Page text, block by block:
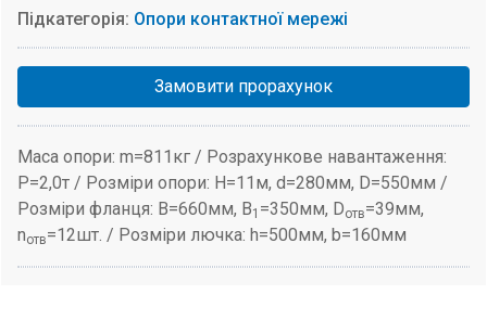
Підкатегорія: Опори контактної мережі
Замовити прорахунок
Маса опори: m=811кг / Розрахункове навантаження:
P=2,0т / Розміри опори: H=11м, d=280мм, D=550мм /
Розміри фланця: B=660мм, B1 =350мм, Dотв=39мм,
nотв=12шт. / Розміри лючка: h=500мм, b=160мм